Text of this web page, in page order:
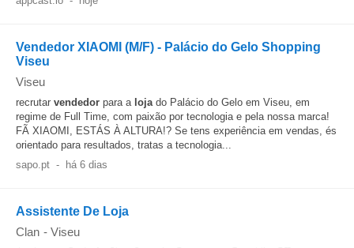
Vendedor XIAOMI (M/F) - Palácio do Gelo Shopping
Viseu
Viseu
recrutar vendedor para a lojado Palácio do Gelo em Viseu, em
regime de Full Time, com paixão por tecnologia e pela nossa marca!
FÃ XIAOMI, ESTÁS À ALTURA!? Se tens experiência em vendas, és
orientado para resultados, tratas a tecnologia...
sapo.pt - há 6 dias
Assistente De Loja
Clan - Viseu